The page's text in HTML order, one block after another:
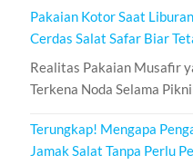
Pakaian Kotor Saat
Cerdas Salat Safar Biar
Realitas Pakaian Musafir
Terkena Noda Selama
Terungkap! Mengapa
Jamak Salat Tanpa Perlu